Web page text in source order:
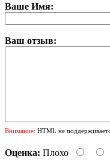
Ваше Имя:
Ваш отзыв:
Внимание: HTML не
Оценка: Плохо